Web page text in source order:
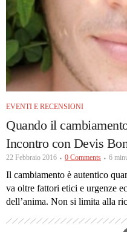
EVENTI E RECENSIONI
Quando il
Incontro con Devis
22 Febbraio 2016 0 Comments 6
Il cambiamento è autentico
va oltre fattori etici e urgenze
dell’anima. Non si limita alla